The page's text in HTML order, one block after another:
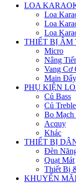
Menu
LOA
Loa
Loa
Loa
THIẾT BỊ ÂM
Micro
Nâng
Vang Cơ
Main
PHỤ KIỆN
Củ Bass
Củ Treble
Bo Mạch
Acquy
Khác
THIẾT BỊ
Đèn
Quạt Mát
Thiết Bị
KHUYẾN